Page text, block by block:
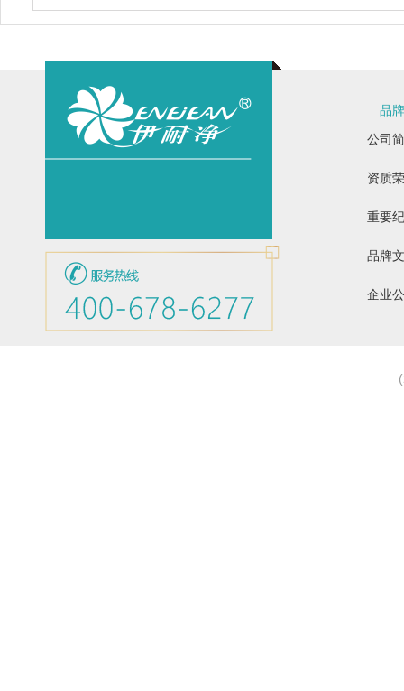
品牌
公司
资质
重要
品牌
企业